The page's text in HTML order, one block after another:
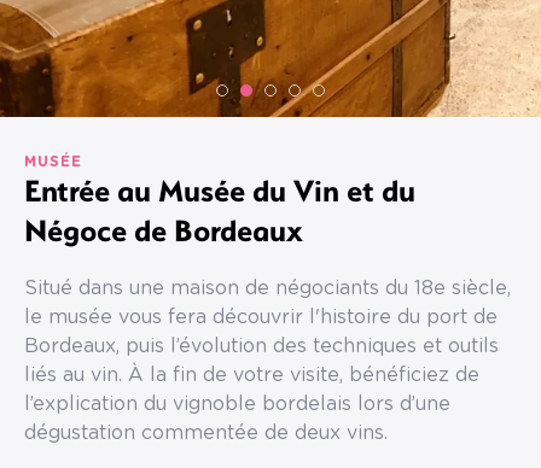
MUSÉE
Entrée au Musée du Vin et du
Négoce de Bordeaux
Situé dans une maison de négociants du 18e siècle,
le musée vous fera découvrir l'histoire du port de
Bordeaux, puis l’évolution des techniques et outils
liés au vin. À la fin de votre visite, bénéficiez de
l’explication du vignoble bordelais lors d’une
dégustation commentée de deux vins.